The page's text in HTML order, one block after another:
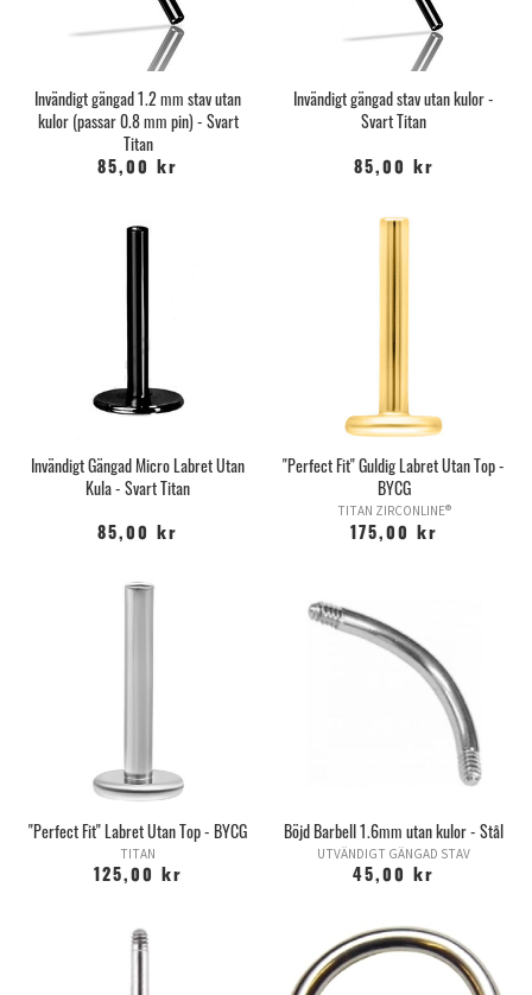
Invändigt gängad 1.2 mm stav utan
kulor (passar 0.8 mm pin) - Svart
Titan
85,00 kr
Invändigt gängad stav utan kulor -
Svart Titan
85,00 kr
Invändigt Gängad Micro Labret Utan
Kula - Svart Titan
85,00 kr
"Perfect Fit" Guldig Labret Utan Top -
BYCG
TITAN ZIRCONLINE®
175,00 kr
"Perfect Fit" Labret Utan Top - BYCG
TITAN
125,00 kr
Böjd Barbell 1.6mm utan kulor - Stål
UTVÄNDIGT GÄNGAD STAV
45,00 kr